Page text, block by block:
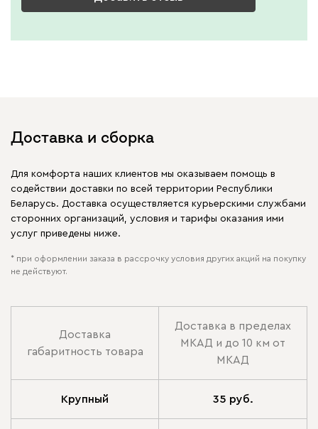
Доставка и сборка
Для комфорта наших клиентов мы оказываем помощь в
содействии доставки по всей территории Республики
Беларусь. Доставка осуществляется курьерскими службами
сторонних организаций, условия и тарифы оказания ими
услуг приведены ниже.
* при оформлении заказа в рассрочку условия других акций на покупку
не действуют.
Доставка
габаритность товара
Доставка в пределах
МКАД и до 10 км от
МКАД
Крупный 35 руб.